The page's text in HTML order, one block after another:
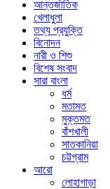
আন্তর্জাতিক
খেলাধুলা
তথ্য প্রযুক্তি
বিনোদন
নারী ও শিশু
বিশেষ সংবাদ
সারা বাংলা
ধর্ম
মতামত
মুক্তমত
বাঁশখালী
সাতকানিয়া
চট্টগ্রাম
আরো
লোহাগাড়া